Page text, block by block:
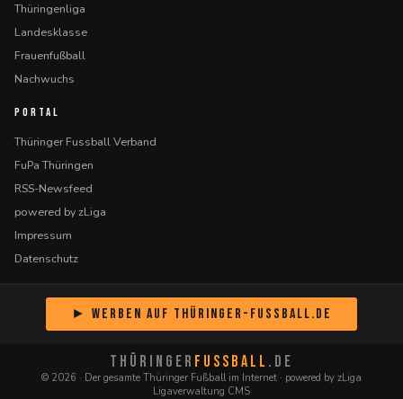
Thüringenliga
Landesklasse
Frauenfußball
Nachwuchs
PORTAL
Thüringer Fussball Verband
FuPa Thüringen
RSS-Newsfeed
powered by zLiga
Impressum
Datenschutz
► Werben auf Thüringer-Fussball.de
THÜRINGER FUSSBALL .DE
© 2026 · Der gesamte Thüringer Fußball im Internet · powered by zLiga
Ligaverwaltung CMS